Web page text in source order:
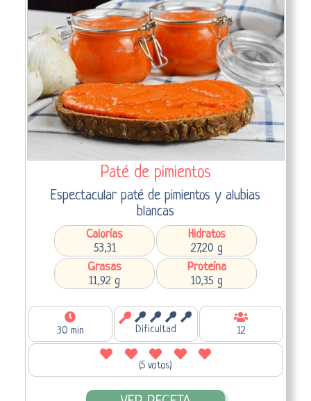
Paté de pimientos
Espectacular paté de pimientos y alubias
blancas
Calorías
53,31
Hidratos
27,20 g
Grasas
11,92 g
Proteína
10,35 g
30 min Dificultad 12
(5 votos)